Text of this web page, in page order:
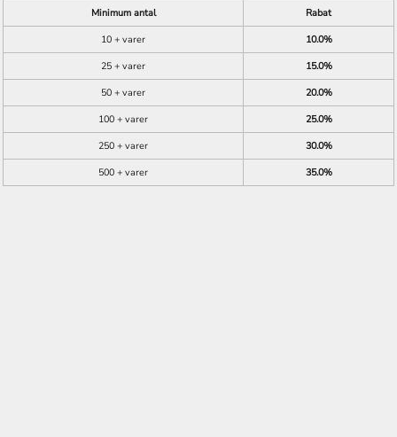
Minimum antal
Rabat
10 + varer
10.0%
25 + varer
15.0%
50 + varer
20.0%
100 + varer
25.0%
250 + varer
30.0%
500 + varer
35.0%